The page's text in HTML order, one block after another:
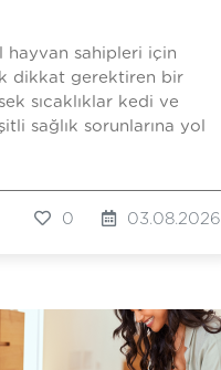
hayvan sahipleri için
dikkat gerektiren bir
sıcaklıklar kedi ve
sağlık sorunlarına yol
0 03.08.2026